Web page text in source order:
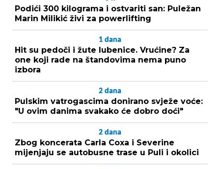
Podići 300 kilograma i ostvariti san: Puležan
Marin Milikić živi za powerlifting
1 dana
Hit su pedoči i žute lubenice. Vrućine? Za
one koji rade na štandovima nema puno
izbora
2 dana
Pulskim vatrogascima donirano svježe voće:
"U ovim danima svakako će dobro doći"
2 dana
Zbog koncerata Carla Coxa i Severine
mijenjaju se autobusne trase u Puli i okolici